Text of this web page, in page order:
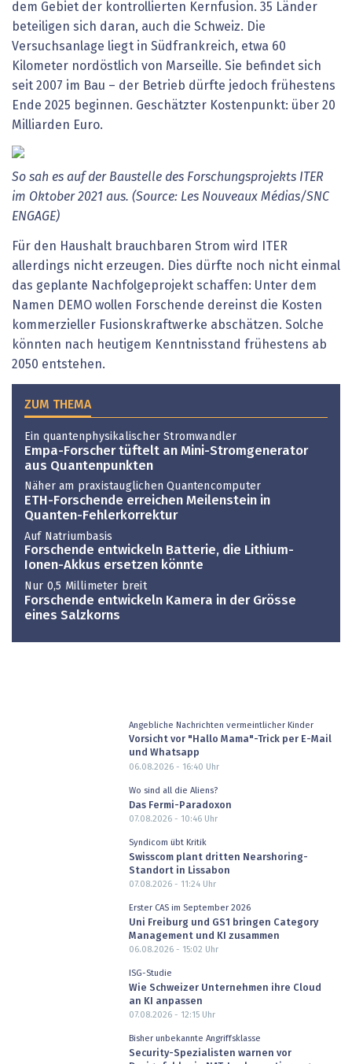
dem Gebiet der kontrollierten Kernfusion. 35 Länder
beteiligen sich daran, auch die Schweiz. Die
Versuchsanlage liegt in Südfrankreich, etwa 60
Kilometer nordöstlich von Marseille. Sie befindet sich
seit 2007 im Bau – der Betrieb dürfte jedoch frühestens
Ende 2025 beginnen. Geschätzter Kostenpunkt: über 20
Milliarden Euro.
So sah es auf der Baustelle des Forschungsprojekts ITER
im Oktober 2021 aus. (Source: Les Nouveaux Médias/SNC
ENGAGE)
Für den Haushalt brauchbaren Strom wird ITER
allerdings nicht erzeugen. Dies dürfte noch nicht einmal
das geplante Nachfolgeprojekt schaffen: Unter dem
Namen DEMO wollen Forschende dereinst die Kosten
kommerzieller Fusionskraftwerke abschätzen. Solche
könnten nach heutigem Kenntnisstand frühestens ab
2050 entstehen.
ZUM THEMA
Ein quantenphysikalischer Stromwandler
Empa-Forscher tüftelt an Mini-Stromgenerator
aus Quantenpunkten
Näher am praxistauglichen Quantencomputer
ETH-Forschende erreichen Meilenstein in
Quanten-Fehlerkorrektur
Auf Natriumbasis
Forschende entwickeln Batterie, die Lithium-
Ionen-Akkus ersetzen könnte
Nur 0,5 Millimeter breit
Forschende entwickeln Kamera in der Grösse
eines Salzkorns
Angebliche Nachrichten vermeintlicher Kinder
Vorsicht vor "Hallo Mama"-Trick per E-Mail
und Whatsapp
06.08.2026 - 16:40 Uhr
Wo sind all die Aliens?
Das Fermi-Paradoxon
07.08.2026 - 10:46Uhr
Syndicom übt Kritik
Swisscom plant dritten Nearshoring-
Standort in Lissabon
07.08.2026 - 11:24Uhr
Erster CAS im September 2026
Uni Freiburg und GS1 bringen Category
Management und KI zusammen
06.08.2026 - 15:02 Uhr
ISG-Studie
Wie Schweizer Unternehmen ihre Cloud
an KI anpassen
07.08.2026 - 12:15Uhr
Bisher unbekannte Angriffsklasse
Security-Spezialisten warnen vor